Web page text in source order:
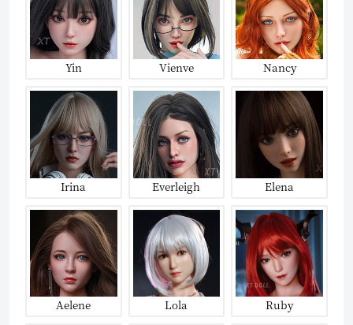
Yin Vienve Nancy
Irina Everleigh Elena
Aelene Lola Ruby